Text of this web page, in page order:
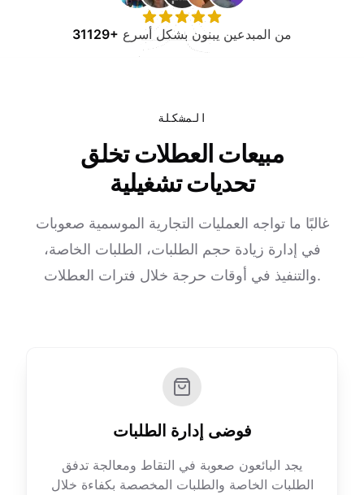
31129+ من المبدعين يبنون بشكل أسرع
المشكلة
مبيعات العطلات تخلق
تحديات تشغيلية
غالبًا ما تواجه العمليات التجارية الموسمية صعوبات
في إدارة زيادة حجم الطلبات، الطلبات الخاصة،
والتنفيذ في أوقات حرجة خلال فترات العطلات.
فوضى إدارة الطلبات
يجد البائعون صعوبة في التقاط ومعالجة تدفق
الطلبات الخاصة والطلبات المخصصة بكفاءة خلال